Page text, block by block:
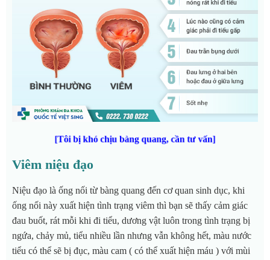
[Tôi bị khó chịu bàng quang, cần tư vấn]
Viêm niệu đạo
Niệu đạo là ống nối từ bàng quang đến cơ quan sinh dục, khi
ống nối này xuất hiện tình trạng viêm thì bạn sẽ thấy cảm giác
đau buốt, rát mỗi khi đi tiểu, dương vật luôn trong tình trạng bị
ngứa, chảy mủ, tiểu nhiều lần nhưng vẫn không hết, màu nước
tiểu có thể sẽ bị đục, màu cam ( có thể xuất hiện máu ) với mùi